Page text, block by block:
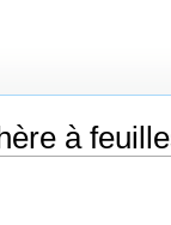
à